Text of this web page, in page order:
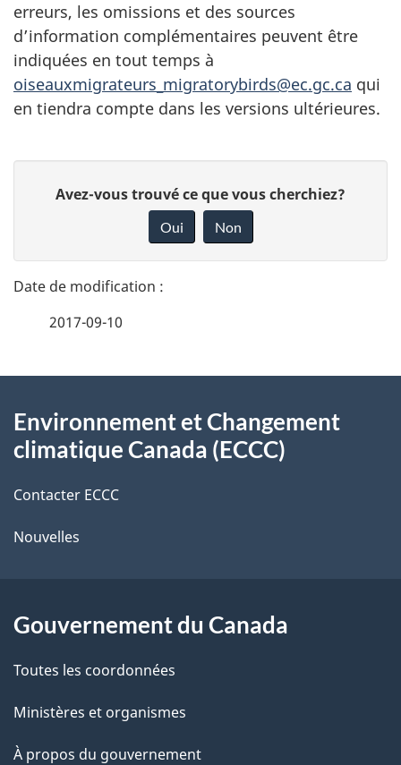
erreurs, les omissions et des sources
d’information complémentaires peuvent être
indiquées en tout temps à
oiseauxmigrateurs_migratorybirds@ec.gc.ca qui
en tiendra compte dans les versions ultérieures.
t
a
l
s
d
e
l
a
g
e
n
o
t
r
r
t
a
c
i
o
Avez-vous trouvé ce que vous cherchiez?
Oui Non
2017-09-10
propos
de
ce
site
Environnement et Changement
climatique Canada (ECCC)
Contacter ECCC
Nouvelles
Gouvernement du Canada
Toutes les coordonnées
Ministères et organismes
À propos du gouvernement